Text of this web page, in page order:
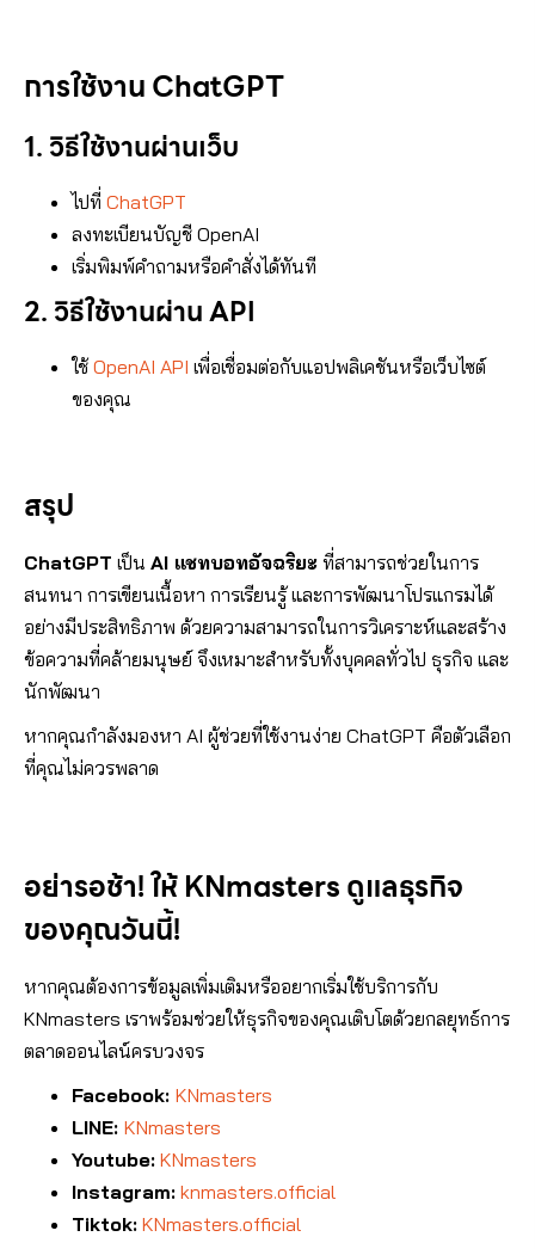
การใช้งาน ChatGPT
1. วิธีใช้งานผ่านเว็บ
ไปที่ ChatGPT
ลงทะเบียนบัญชี OpenAI
เริ่มพิมพ์คำถามหรือคำสั่งได้ทันที
2. วิธีใช้งานผ่าน API
ใช้ OpenAI API เพื่อเชื่อมต่อกับแอปพลิเคชันหรือเว็บไซต์
ของคุณ
สรุป
ChatGPT เป็น AI แชทบอทอัจฉริยะ ที่สามารถช่วยในการ
สนทนา การเขียนเนื้อหา การเรียนรู้ และการพัฒนาโปรแกรมได้
อย่างมีประสิทธิภาพ ด้วยความสามารถในการวิเคราะห์และสร้าง
ข้อความที่คล้ายมนุษย์ จึงเหมาะสำหรับทั้งบุคคลทั่วไป ธุรกิจ และ
นักพัฒนา
หากคุณกำลังมองหา AI ผู้ช่วยที่ใช้งานง่าย ChatGPT คือตัวเลือก
ที่คุณไม่ควรพลาด
อย่ารอช้า! ให้ KNmasters ดูแลธุรกิจ
ของคุณวันนี้!
หากคุณต้องการข้อมูลเพิ่มเติมหรืออยากเริ่มใช้บริการกับ
KNmasters เราพร้อมช่วยให้ธุรกิจของคุณเติบโตด้วยกลยุทธ์การ
ตลาดออนไลน์ครบวงจร
Facebook: KNmasters
LINE: KNmasters
Youtube: KNmasters
Instagram: knmasters.official
Tiktok: KNmasters.official